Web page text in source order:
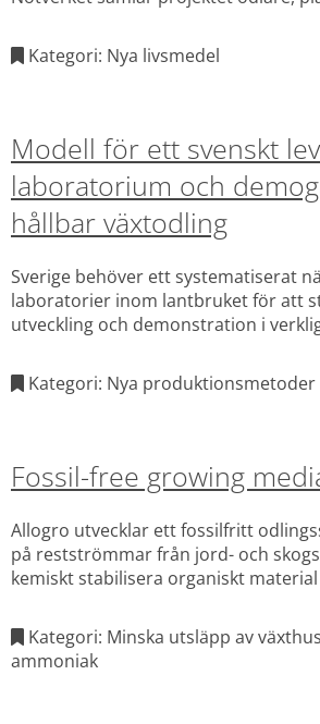
testbäddar, odlingssystem och
möjliggör kommersiell svensk
Kategori: Nya livsmedel
Modell för ett svenskt
laboratorium och
hållbar växtodling
Sverige behöver ett systematiserat
laboratorier inom lantbruket för att
utveckling och demonstration i
Balans och flera branschaktörer ska
en modell för ett nationellt nätverk av
Kategori: Nya produktionsmetoder
Fossil-free growing
Allogro utvecklar ett fossilfritt
på restströmmar från jord- och
kemiskt stabilisera organiskt material
strukturbärare. Metoden kan minska
och bevattning och bidra till torvfri
Kategori: Minska utsläpp av
ammoniak